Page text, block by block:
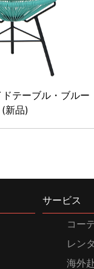
テーブル・ブルー
(新品)
サービス
コー
レン
海外